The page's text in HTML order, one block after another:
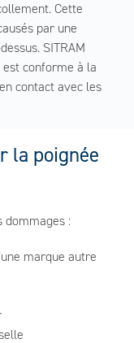
Cette
par une
SITRAM
conforme à la
contact avec les
la poignée
dommages :
marque autre